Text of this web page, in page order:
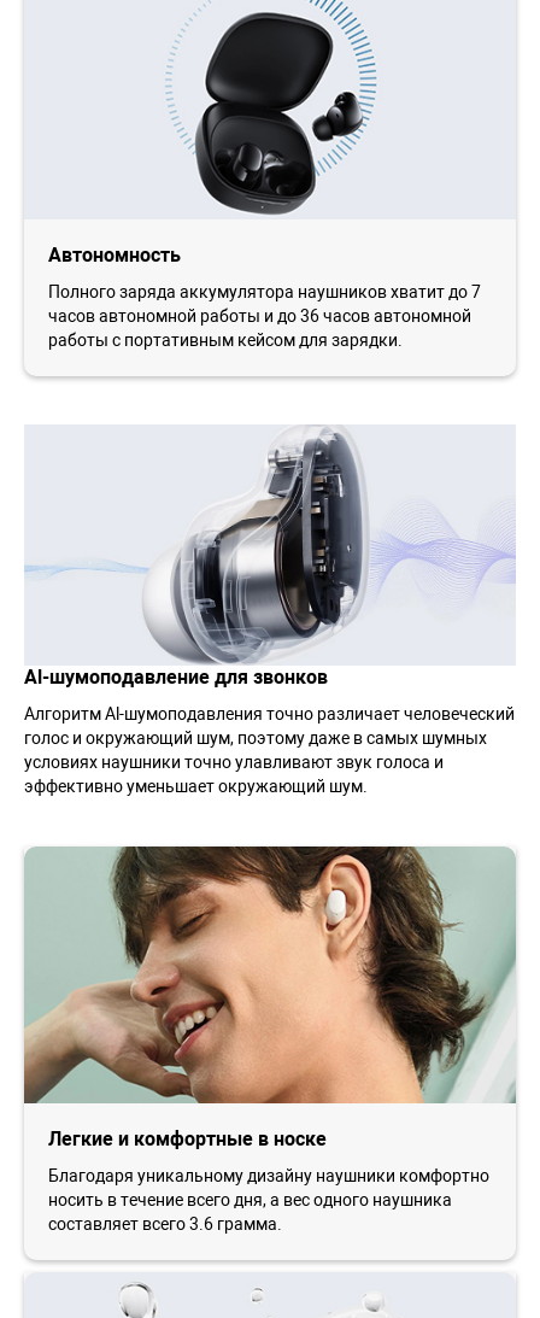
Автономность
Полного заряда аккумулятора наушников хватит до 7
часов автономной работы и до 36 часов автономной
работы с портативным кейсом для зарядки.
Al-шумоподавление для звонков
Алгоритм Al-шумоподавления точно различает человеческий
голос и окружающий шум, поэтому даже в самых шумных
условиях наушники точно улавливают звук голоса и
эффективно уменьшает окружающий шум.
Легкие и комфортные в носке
Благодаря уникальному дизайну наушники комфортно
носить в течение всего дня, а вес одного наушника
составляет всего 3.6 грамма.